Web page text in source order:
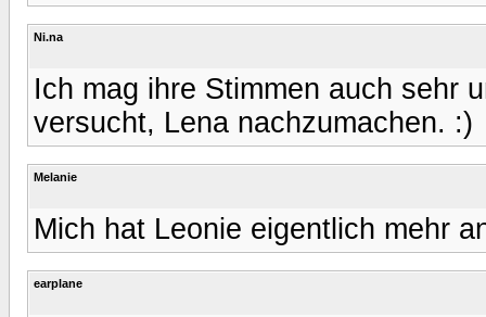
Ni.na
Ich mag ihre Stimmen auch sehr
versucht, Lena nachzumachen. :)
Melanie
Mich hat Leonie eigentlich mehr
earplane